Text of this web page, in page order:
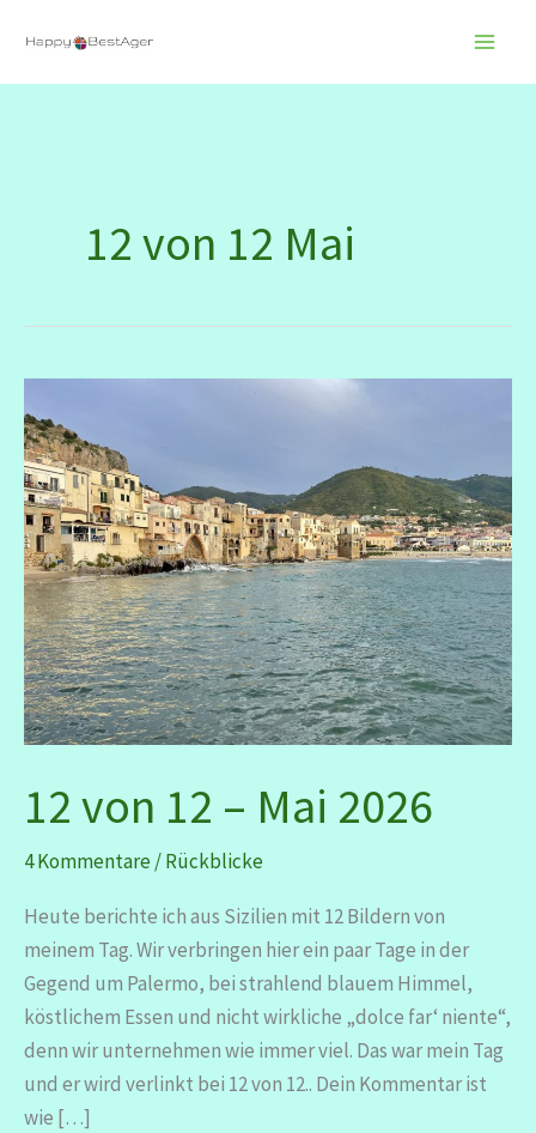
Inhalt
springen
12 von 12 Mai
12 von 12 – Mai 2026
4 Kommentare/Rückblicke
Heute berichte ich aus Sizilien mit 12 Bildern von
meinem Tag. Wir verbringen hier ein paar Tage in der
Gegend um Palermo, bei strahlend blauem Himmel,
köstlichem Essen und nicht wirkliche „dolce far‘ niente“,
denn wir unternehmen wie immer viel. Das war mein Tag
und er wird verlinkt bei 12 von 12.. Dein Kommentar ist
wie […]